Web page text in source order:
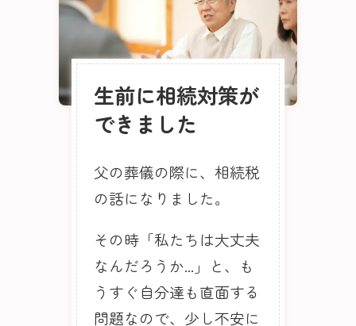
生前に相続対策が
できました
父の葬儀の際に、相続税
の話になりました。
その時「私たちは大丈夫
なんだろうか...」と、も
うすぐ自分達も直面する
問題なので、少し不安に